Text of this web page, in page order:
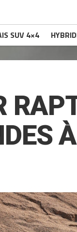
SUV 4×4